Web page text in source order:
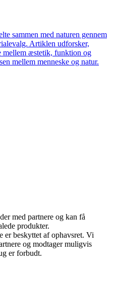
sammen med naturen gennem
Artiklen udforsker,
mellem æstetik, funktion og
mellem menneske og natur.
med partnere og kan få
produkter.
er beskyttet af ophavsret. Vi
og modtager muligvis
er forbudt.